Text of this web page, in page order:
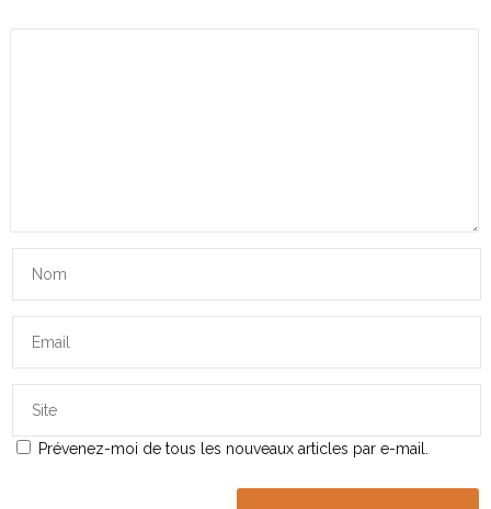
Prévenez-moi de tous les nouveaux articles par e-mail.